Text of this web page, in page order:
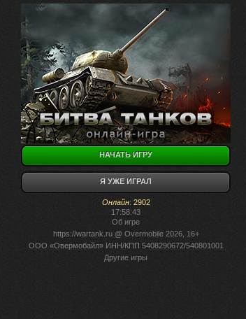
НАЧАТЬ ИГРУ
Я УЖЕ ИГРАЛ
Онлайн: 2902
17:58:43
Об игре
https://wartank.ru@ Overmobile 2026, 16+
ООО «Овермобайл» ИНН/КПП 5408290672/540801001
Другие игры